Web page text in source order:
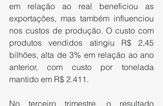
em relação ao real beneficiou as
exportações, mas também influenciou
nos custos de produção. O custo com
produtos vendidos atingiu R$ 2,45
bilhões, alta de 3% em relação ao ano
anterior, com custo por tonelada
mantido em R$ 2.411.
No terceiro trimestre, o resultado